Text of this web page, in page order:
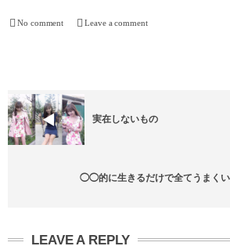
No comment Leave a comment
実在しないもの
◯◯的に生きるだけで全てうまくい
LEAVE A REPLY